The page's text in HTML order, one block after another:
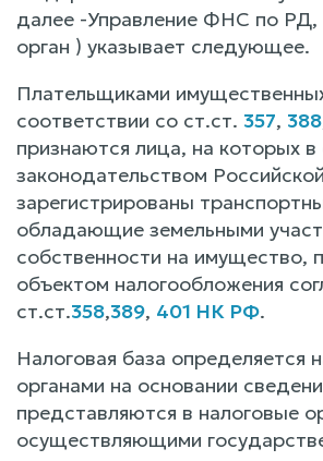
далее -Управление ФНС по РД,
орган ) указывает следующее.
Плательщиками
соответствии со ст.ст. 357, 388
признаются лица, на которых в
законодательством
зарегистрированы
обладающие земельными
собственности на имущество,
объектом налогообложения
ст.ст.358,389, 401 НК РФ.
Налоговая база определяется
органами на основании
представляются в налоговые
осуществляющими